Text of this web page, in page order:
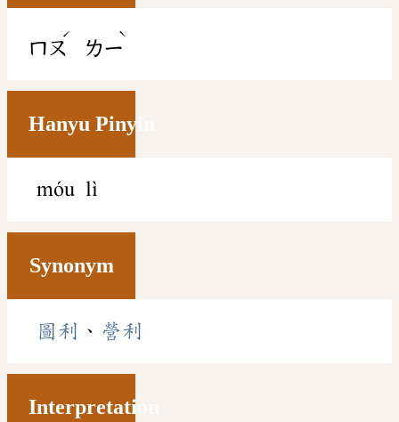
ㄇㄡ
ˊ
ㄌㄧ
ˋ
Hanyu Pinyin
móu lì
Synonym
圖利 、 營利
Interpretation